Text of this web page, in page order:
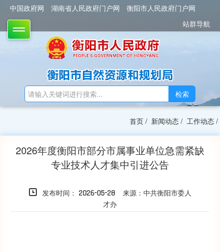
中国政府网 湖南省人民政府门户网
衡阳市人民政府门户网
站群导航
TOGGLE
检索
首页 / 新闻动态 / 工作动态 /
2026年度衡阳市部分市属事业单位急需紧缺
专业技术人才集中引进公告
发布时间： 2026-05-28 来源：中共衡阳市委人
才办